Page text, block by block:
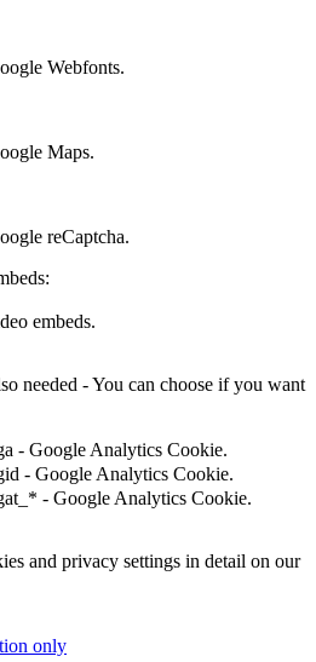
Webfonts.
Maps.
reCaptcha.
embeds.
needed - You can choose if you want
- Google Analytics Cookie.
- Google Analytics Cookie.
- Google Analytics Cookie.
and privacy settings in detail on our
only